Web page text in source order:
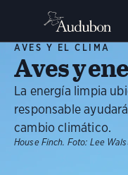
AVES Y EL CLIMA
Aves y
La energía limpia
responsable
cambio climático.
House Finch. Foto: Lee